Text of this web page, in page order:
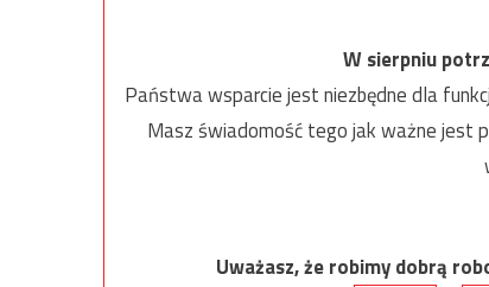
W sierpniu
Państwa wsparcie jest niezbędne dla
Masz świadomość tego jak ważne jest
Uważasz, że robimy dobrą